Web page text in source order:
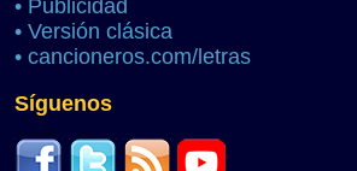
• Publicidad
• Versión clásica
• cancioneros.com/letras
Síguenos